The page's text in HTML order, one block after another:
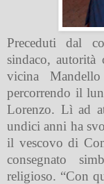
Preceduti dal
sindaco,
vicina
percorrendo il
Lorenzo. Lì ad
undici anni ha
il vescovo di
consegnato
religioso. “Con